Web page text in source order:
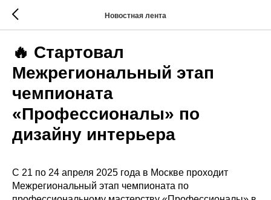
Новостная лента
🔥 Стартовал
Межрегиональный этап
чемпионата
«Профессионалы» по
дизайну интерьера
С 21 по 24 апреля 2025 года в Москве проходит
Межрегиональный этап чемпионата по